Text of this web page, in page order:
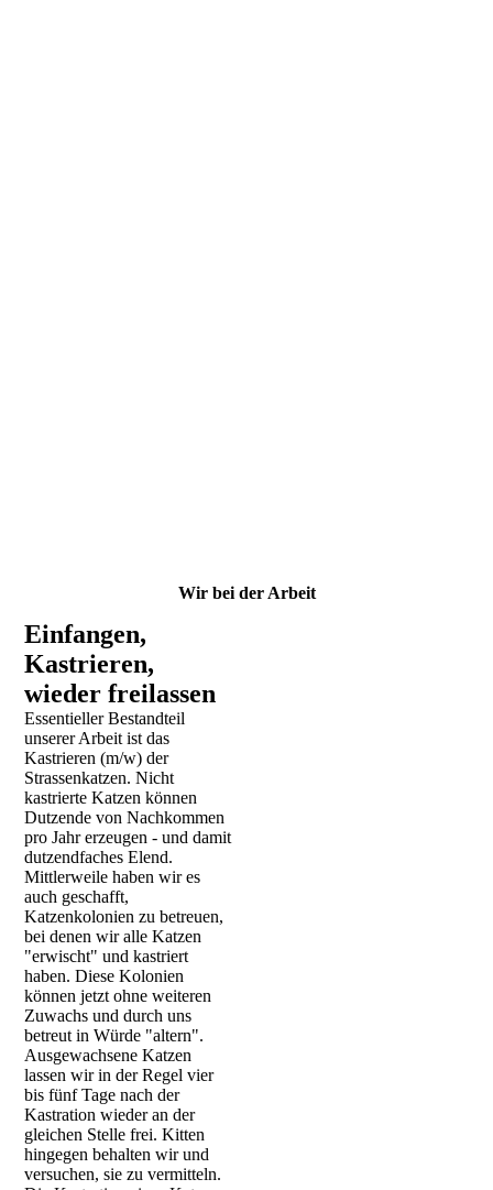
Wir bei der Arbeit
Einfangen,
Kastrieren,
wieder freilassen
Essentieller Bestandteil
unserer Arbeit ist das
Kastrieren (m/w) der
Strassenkatzen. Nicht
kastrierte Katzen können
Dutzende von Nachkommen
pro Jahr erzeugen - und damit
dutzendfaches Elend.
Mittlerweile haben wir es
auch geschafft,
Katzenkolonien zu betreuen,
bei denen wir alle Katzen
"erwischt" und kastriert
haben. Diese Kolonien
können jetzt ohne weiteren
Zuwachs und durch uns
betreut in Würde "altern".
Ausgewachsene Katzen
lassen wir in der Regel vier
bis fünf Tage nach der
Kastration wieder an der
gleichen Stelle frei. Kitten
hingegen behalten wir und
versuchen, sie zu vermitteln.